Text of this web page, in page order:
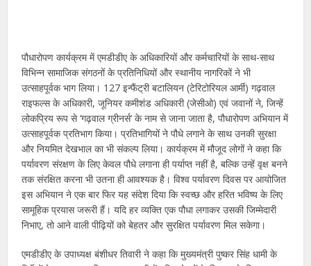
पौधारोपण कार्यक्रम में एमडीडीए के अधिकारियों और कर्मचारियों के साथ-साथ
विभिन्न सामाजिक संगठनों के प्रतिनिधियों और स्थानीय नागरिकों ने भी
उत्साहपूर्वक भाग लिया। 127 इन्फैंट्री बटालियन (टेरिटोरियल आर्मी) गढ़वाल
राइफल्स के अधिकारी, जूनियर कमीशंड अधिकारी (जेसीओ) एवं जवानों ने, जिन्हें
लोकप्रिय रूप से ‘गढ़वाल ग्रीनर्स’ के नाम से जाना जाता है, पौधारोपण अभियान में
उत्साहपूर्वक प्रतिभाग किया। प्रतिभागियों ने पौधे लगाने के साथ उनकी सुरक्षा
और नियमित देखभाल का भी संकल्प लिया। कार्यक्रम में मौजूद लोगों ने कहा कि
पर्यावरण संरक्षण के लिए केवल पौधे लगाना ही पर्याप्त नहीं है, बल्कि उन्हें वृक्ष बनने
तक संरक्षित करना भी उतना ही आवश्यक है। विश्व पर्यावरण दिवस पर आयोजित
इस अभियान ने एक बार फिर यह संदेश दिया कि स्वच्छ और हरित भविष्य के लिए
सामूहिक प्रयास जरूरी हैं। यदि हर व्यक्ति एक पौधा लगाकर उसकी जिम्मेदारी
निभाए, तो आने वाली पीढ़ियों को बेहतर और सुरक्षित पर्यावरण मिल सकेगा।
एमडीडीए के उपाध्यक्ष बंशीधर तिवारी ने कहा कि मुख्यमंत्री पुष्कर सिंह धामी के